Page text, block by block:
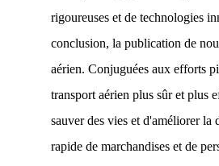
rigoureuses et de technologies
conclusion, la publication de
aérien. Conjuguées aux efforts
transport aérien plus sûr et plus
sauver des vies et d'améliorer
rapide de marchandises et de